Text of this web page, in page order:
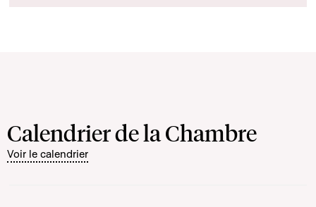
Calendrier de la Chambre
Voir le calendrier